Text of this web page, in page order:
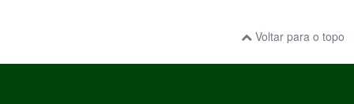
Voltar para o topo